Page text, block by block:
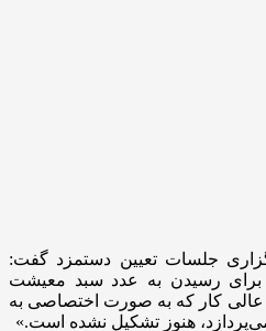
جلسات تعیین دستمزد گفت:
برای رسیدن به عدد سبد معیشت
کار که به صورت اختصاصی به
هنوز تشکیل نشده است.»